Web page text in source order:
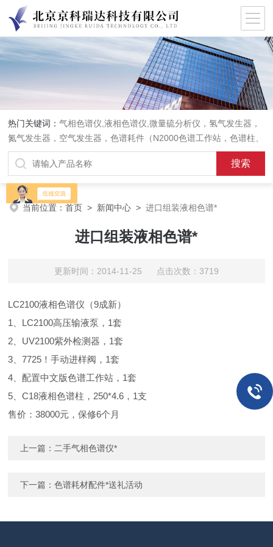
热门关键词：气相色谱仪,液相色谱仪,微量硫分析仪，氢气发生器，
氮气发生器，空气发生器，色谱耗件（N2000色谱工作站，色谱柱、
阀件、进样器、色谱担体），顶空进样器，热解析仪，紫外分光光度
计，原子吸收分光光度计，傅立叶红外光谱仪，分析天平等常规实验
室产品。
当前位置：首页 > 新闻中心 >进口组装液相色谱*
进口组装液相色谱*
更新时间：2014-11-25 点击次数：3719
LC2100液相色谱仪（9成新）
1、LC2100高压输液泵，1套
2、UV2100紫外检测器，1套
3、7725！手动进样阀，1套
4、配置中文版色谱工作站，1套
5、C18液相色谱柱，250*4.6，1支
售价：38000元，保修6个月
上一篇： 二手气相色谱仪*
下一篇：色谱耗材配件*送礼活动